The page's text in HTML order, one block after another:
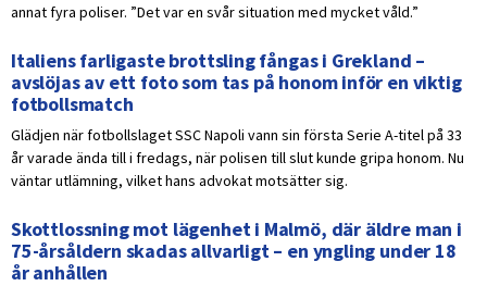
annat fyra poliser. ”Det var en svår situation med mycket våld.”
Italiens farligaste brottsling fångas i Grekland –
avslöjas av ett foto som tas på honom inför en viktig
fotbollsmatch
Glädjen när fotbollslaget SSC Napoli vann sin första Serie A-titel på 33
år varade ända till i fredags, när polisen till slut kunde gripa honom. Nu
väntar utlämning, vilket hans advokat motsätter sig.
Skottlossning mot lägenhet i Malmö, där äldre man i
75-årsåldern skadas allvarligt – en yngling under 18
år anhållen